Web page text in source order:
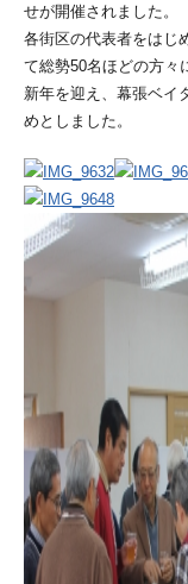
せが開催されました。
各街区の代表者をはじ
て総勢50名ほどの方々
新年を迎え、幕張ベイ
めとしました。